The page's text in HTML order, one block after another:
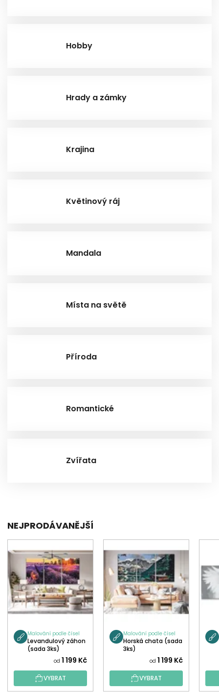
Hobby
Hrady a zámky
Krajina
Květinový ráj
Mandala
Místa na světě
Příroda
Romantické
Zvířata
NEJPRODÁVANĚJŠÍ
Malování podle čísel
Levandulový záhon
(sada 3ks)
od 1 199 Kč
VYBRAT
Malování podle čísel
Horská chata (sada
3ks)
od 1 199 Kč
VYBRAT